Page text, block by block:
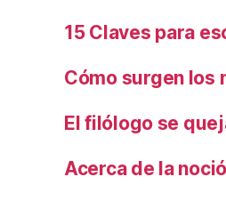
15 Claves para
Cómo surgen los
El filólogo se
Acerca de la